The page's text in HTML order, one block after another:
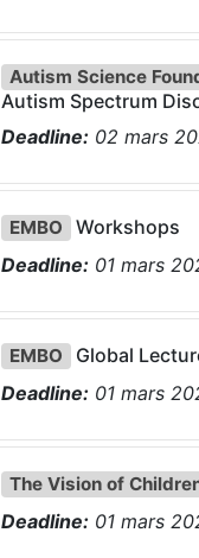
Autism Science
Autism Spectrum
Deadline: 02 mars
EMBO
Workshops
Deadline: 01 mars
EMBO
Global
Deadline: 01 mars
The Vision of
Deadline: 01 mars